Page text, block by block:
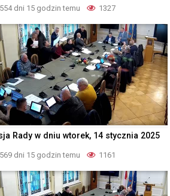
554 dni 15 godzin temu 1327
Rady w dniu wtorek, 14 stycznia 2025
569 dni 15 godzin temu 1161